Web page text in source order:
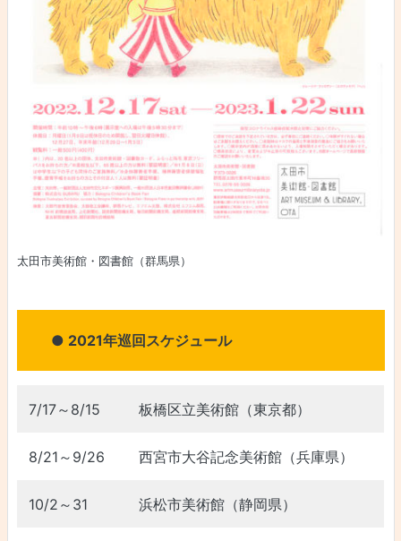
太田市美術館・図書館（群馬県）
● 2021年巡回スケジュール
7/17～8/15 板橋区立美術館（東京都）
8/21～9/26 西宮市大谷記念美術館（兵庫県）
10/2～31 浜松市美術館（静岡県）